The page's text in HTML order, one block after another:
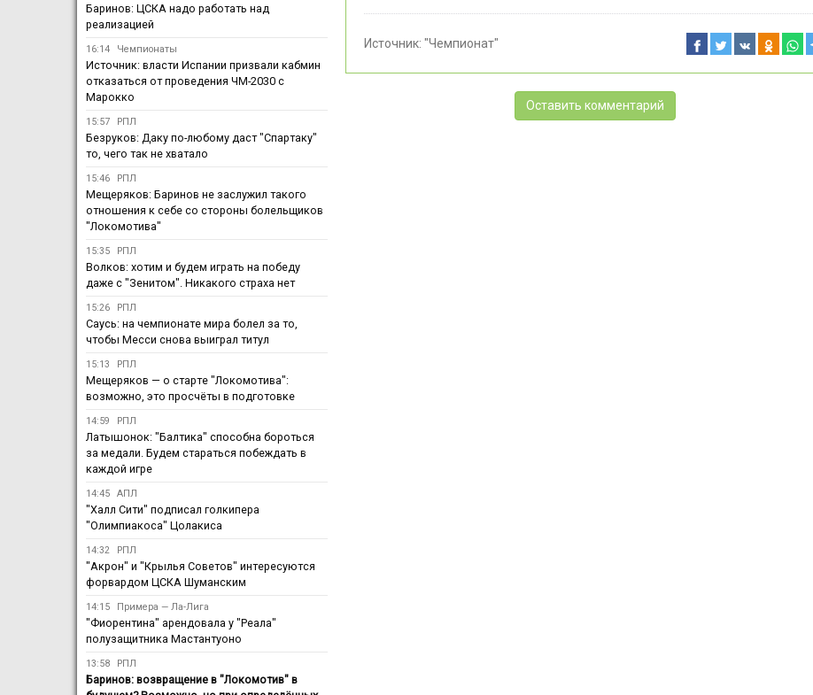
Источник: "Чемпионат"
Оставить комментарий
Баринов: ЦСКА надо работать над
реализацией
16:14 Чемпионаты
Источник: власти Испании призвали кабмин
отказаться от проведения ЧМ-2030 с
Марокко
15:57 РПЛ
Безруков: Даку по-любому даст "Спартаку"
то, чего так не хватало
15:46 РПЛ
Мещеряков: Баринов не заслужил такого
отношения к себе со стороны болельщиков
"Локомотива"
15:35 РПЛ
Волков: хотим и будем играть на победу
даже с "Зенитом". Никакого страха нет
15:26 РПЛ
Саусь: на чемпионате мира болел за то,
чтобы Месси снова выиграл титул
15:13 РПЛ
Мещеряков — о старте "Локомотива":
возможно, это просчёты в подготовке
14:59 РПЛ
Латышонок: "Балтика" способна бороться
за медали. Будем стараться побеждать в
каждой игре
14:45 АПЛ
"Халл Сити" подписал голкипера
"Олимпиакоса" Цолакиса
14:32 РПЛ
"Акрон" и "Крылья Советов" интересуются
форвардом ЦСКА Шуманским
14:15 Примера — Ла-Лига
"Фиорентина" арендовала у "Реала"
полузащитника Мастантуоно
13:58 РПЛ
Баринов: возвращение в "Локомотив" в